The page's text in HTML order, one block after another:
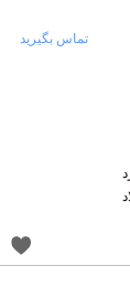
تماس بگیرید